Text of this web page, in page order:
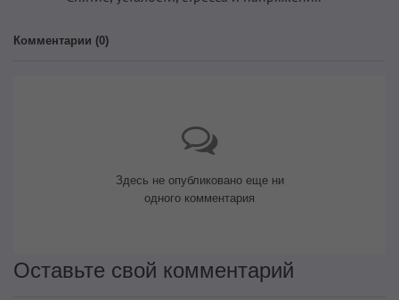
Комментарии (0)
Здесь не опубликовано еще ни
одного комментария
Оставьте свой комментарий